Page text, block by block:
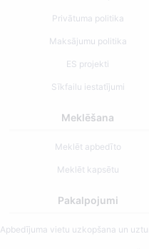
Privātuma politika
Maksājumu politika
ES projekti
Sīkfailu iestatījumi
Meklēšana
Meklēt apbedīto
Meklēt kapsētu
Pakalpojumi
Apbedījuma vietu uzkopšana un